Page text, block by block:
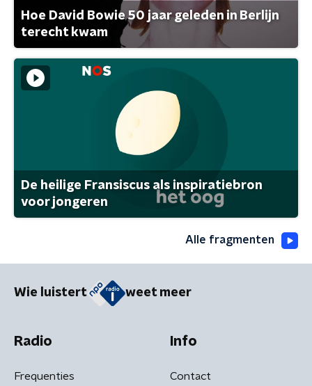
Hoe David Bowie 50 jaar geleden in Berlijn
terecht kwam
De heilige Fransiscus als inspiratiebron
voor jongeren
Alle fragmenten
Wie luistert weet meer
Radio
Frequenties
Info
Contact